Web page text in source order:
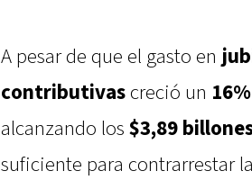
A pesar de que el gasto en
contributivascreció un
alcanzando los $3,89
suficiente para contrarrestar